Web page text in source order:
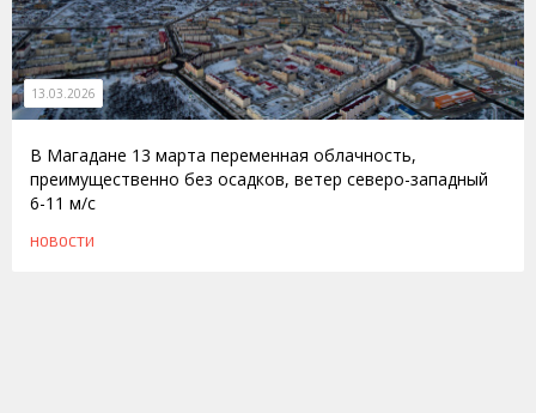
13.03.2026
В Магадане 13 марта переменная облачность,
преимущественно без осадков, ветер северо-западный
6-11 м/с
НОВОСТИ